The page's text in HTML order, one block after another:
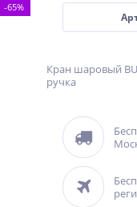
-65%
Кран шаровый
ручка